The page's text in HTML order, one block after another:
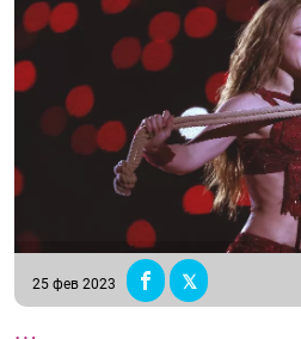
25 фев 2023